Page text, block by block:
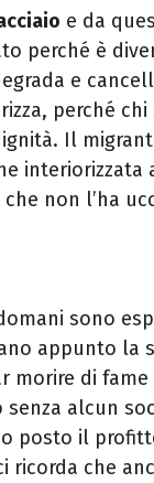
e da
perché è
e
perché
Il
interiorizzata
non l’ha
sono
appunto la
morire di
alcun
posto il
ricorda che